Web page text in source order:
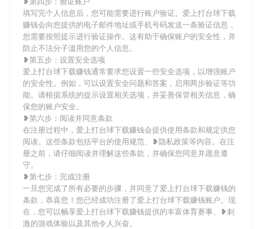
填写完个人信息后，您可能需要进行账户验证。爱上打台球下载
赚钱会向您提供的电子邮件地址或手机号码发送一条验证信息，
您需要按照提示进行验证操作。这有助于确保账户的安全性，并
防止不法分子滥用您的个人信息。
❥第五步：设置安全选项
爱上打台球下载赚钱通常要求您设置一些安全选项，以增强账户
的安全性。例如，可以设置安全问题和答案，启用两步验证等功
能。请根据系统的提示设置相关选项，并妥善保管相关信息，确
保您的账户安全。
❥第六步：阅读并同意条款
在注册过程中，爱上打台球下载赚钱会提供使用条款和规定供您
阅读。这些条款包括平台的使用规范、❥隐私政策等内容。在注
册之前，请仔细阅读并理解这些条款，并确保您同意并愿意遵
守。
❥第七步：完成注册
一旦您完成了所有必要的步骤，并同意了爱上打台球下载赚钱的
条款，恭喜您！您已经成功注册了爱上打台球下载赚钱账户。现
在，您可以畅享爱上打台球下载赚钱提供的丰富体育赛事、❥刺
激的游戏体验以及其他令人兴奋。